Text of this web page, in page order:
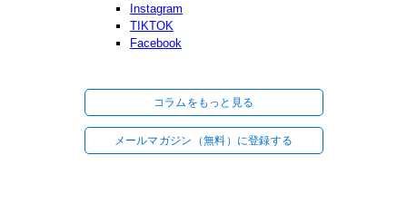
Instagram
TIKTOK
Facebook
コラムをもっと見る
メールマガジン（無料）に登録する